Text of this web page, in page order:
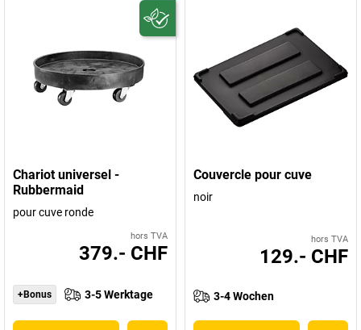
Chariot universel -
Rubbermaid
pour cuve ronde
hors TVA
379.- CHF
+Bonus 3-5 Werktage
Couvercle pour cuve
noir
hors TVA
129.- CHF
3-4 Wochen